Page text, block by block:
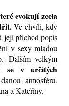
evokují zcela
Ve chvíli, kdy
její příchod popis
v sexy mladou
Dalším velkým
se v určitých
atmosféru.
a Kateřiny.